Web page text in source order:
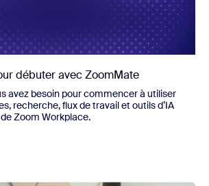
débuter avec ZoomMate
avez besoin pour commencer à utiliser
recherche, flux de travail et outils d’IA
Zoom Workplace.